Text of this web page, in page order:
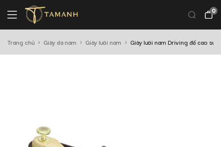
0
Trang chủ Giày da nam Giày lười nam Giày lười nam Driving đế cao su